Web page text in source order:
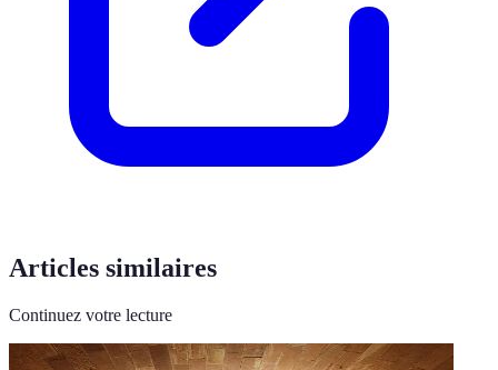
Articles similaires
Continuez votre lecture